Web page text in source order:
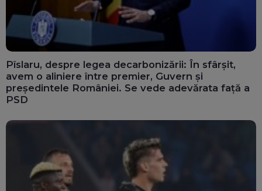
Pîslaru, despre legea decarbonizării: În sfârșit,
avem o aliniere între premier, Guvern și
președintele României. Se vede adevărata față a
PSD